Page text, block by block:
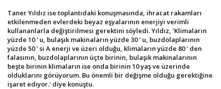
Taner Yıldız ise toplantıdaki konuşmasında, ihracat rakamları
etkilenmeden evlerdeki beyaz eşyalarının enerjiyi verimli
kullananlarla değiştirilmesi gerektini söyledi. Yıldız, 'Klimaların
yüzde 10 ' u, bulaşık makinaların yüzde 30 ' u, buzdolaplarının
yüzde 50 ' si A enerji ve üzeri olduğu, klimaların yüzde 80 ' den
falasının, buzdolaplarının üçte birinin, bulaşık makinalarının
beşte birinin klimaların ise onda birinin 10 yaş ve üzerinde
olduklarını görüyorum. Bu önemli bir değişme olduğu gerektiğine
işaret ediyor.' diye konuştu.